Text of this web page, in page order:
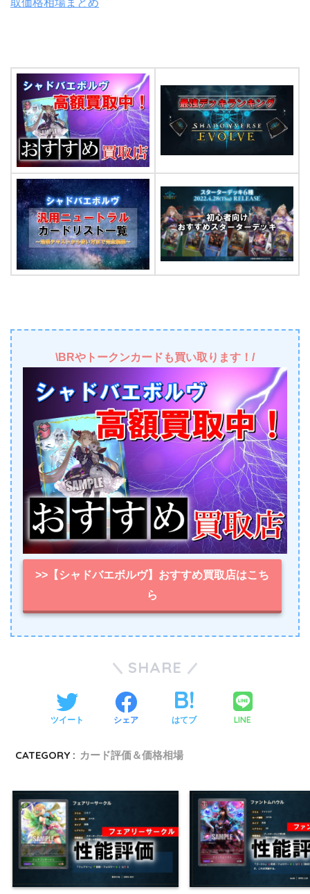
\BRやトークンカードも買い取ります！/
>>【シャドバエボルヴ】おすすめ買取店はこち
ら
SHARE
ツイート シェア はてブ LINE
CATEGORY : カード評価＆価格相場